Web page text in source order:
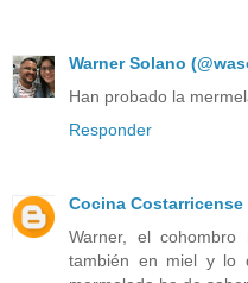
Warner Solano
Han probado la
Responder
Cocina Costarricense
Warner, el cohombro
también en miel y lo